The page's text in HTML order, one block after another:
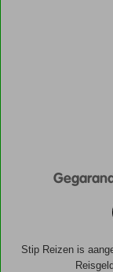
Stip Reizen is